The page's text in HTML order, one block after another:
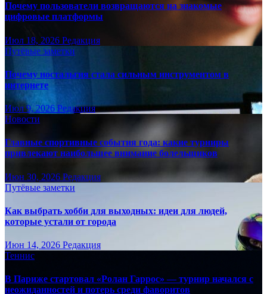
Почему пользователи возвращаются на знакомые
цифровые платформы
Июл 18, 2026 Редакция
Путёвые заметки
Почему ностальгия стала сильным инструментом в
интернете
Июл 9, 2026 Редакция
Новости
Главные спортивные события года: какие турниры
привлекают наибольшее внимание болельщиков
Июн 30, 2026 Редакция
Путёвые заметки
Как выбрать хобби для выходных: идеи для людей,
которые устали от города
Июн 14, 2026 Редакция
Теннис
В Париже стартовал «Ролан Гаррос» — турнир начался с
неожиданностей и потерь среди фаворитов